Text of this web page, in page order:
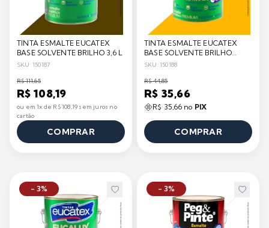
TINTA ESMALTE EUCATEX
BASE SOLVENTE BRILHO 3,6 L
SKU: 150187
R$ 111,65
R$ 108,19
ou em 1x de R$ 108,19 sem juros no
cartão
COMPRAR
TINTA ESMALTE EUCATEX
BASE SOLVENTE BRILHO
900ML
SKU: 150188
R$ 44,85
R$ 35,66
R$ 35,66 no PIX
COMPRAR
- 3% - 3%